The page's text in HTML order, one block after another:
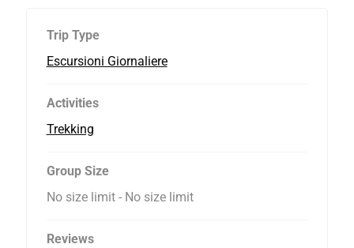
Trip Type
Escursioni Giornaliere
Activities
Trekking
Group Size
No size limit - No size limit
Reviews